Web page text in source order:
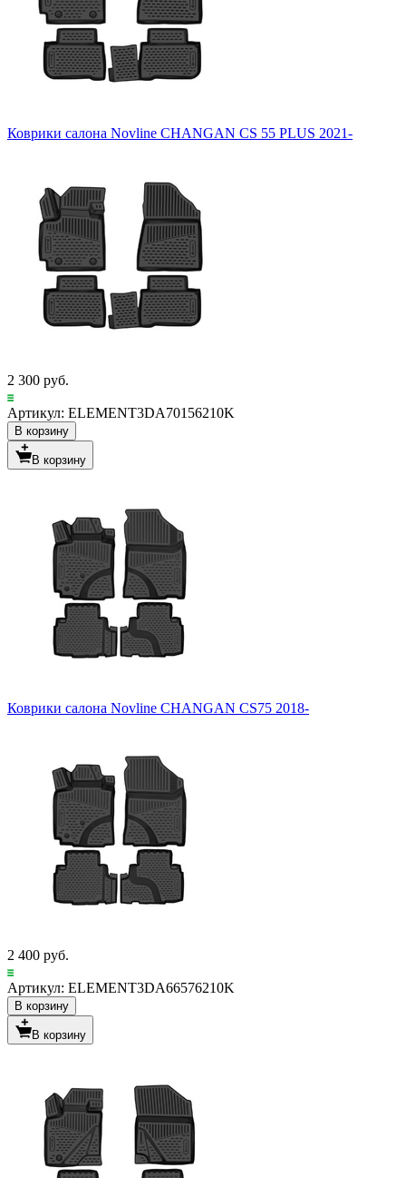
Коврики салона Novline CHANGAN CS 55 PLUS 2021-
2 300 руб.
Артикул: ELEMENT3DA70156210K
В корзину
В корзину
Коврики салона Novline CHANGAN CS75 2018-
2 400 руб.
Артикул: ELEMENT3DA66576210K
В корзину
В корзину